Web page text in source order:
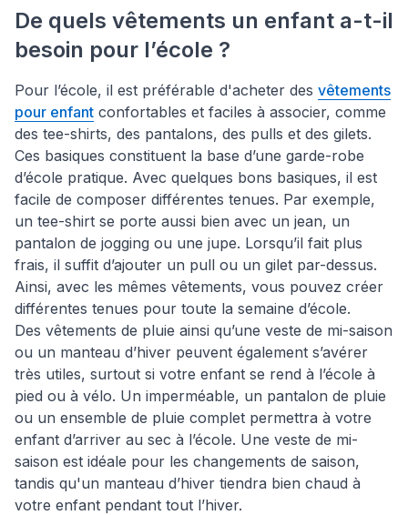
De quels vêtements un enfant a-t-il
besoin pour l’école ?
Pour l’école, il est préférable d'acheter des vêtements
pour enfant confortables et faciles à associer, comme
des tee-shirts, des pantalons, des pulls et des gilets.
Ces basiques constituent la base d’une garde-robe
d’école pratique. Avec quelques bons basiques, il est
facile de composer différentes tenues. Par exemple,
un tee-shirt se porte aussi bien avec un jean, un
pantalon de jogging ou une jupe. Lorsqu’il fait plus
frais, il suffit d’ajouter un pull ou un gilet par-dessus.
Ainsi, avec les mêmes vêtements, vous pouvez créer
différentes tenues pour toute la semaine d’école.
Des vêtements de pluie ainsi qu’une veste de mi-saison
ou un manteau d’hiver peuvent également s’avérer
très utiles, surtout si votre enfant se rend à l’école à
pied ou à vélo. Un imperméable, un pantalon de pluie
ou un ensemble de pluie complet permettra à votre
enfant d’arriver au sec à l’école. Une veste de mi-
saison est idéale pour les changements de saison,
tandis qu'un manteau d’hiver tiendra bien chaud à
votre enfant pendant tout l’hiver.